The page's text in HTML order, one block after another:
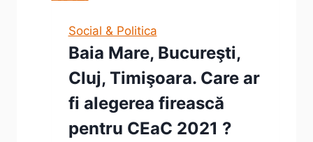
2016
Social & Politica
Baia Mare, Bucureşti,
Cluj, Timişoara. Care ar
fi alegerea firească
pentru CEaC 2021 ?